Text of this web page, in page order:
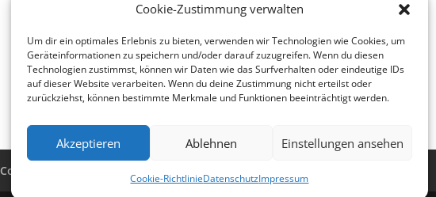
Cookie-Zustimmung verwalten
Um dir ein optimales Erlebnis zu bieten, verwenden wir Technologien wie Cookies, um
Geräteinformationen zu speichern und/oder darauf zuzugreifen. Wenn du diesen
Technologien zustimmst, können wir Daten wie das Surfverhalten oder eindeutige IDs
auf dieser Website verarbeiten. Wenn du deine Zustimmung nicht erteilst oder
zurückziehst, können bestimmte Merkmale und Funktionen beeinträchtigt werden.
Akzeptieren Ablehnen Einstellungen ansehen
Cookie-RichtlinieDatenschutzImpressum
Cookie-Richtlinie (EU)